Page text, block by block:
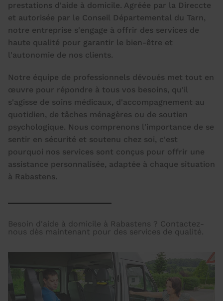
prestations d'aide à domicile. Agréée par la Direccte
et autorisée par le Conseil Départemental du Tarn,
notre entreprise s'engage à offrir des services de
haute qualité pour garantir le bien-être et
l'autonomie de nos clients.
Notre équipe de professionnels dévoués met tout en
œuvre pour répondre à tous vos besoins, qu'il
s'agisse de soins médicaux, d'accompagnement au
quotidien, de tâches ménagères ou de soutien
psychologique. Nous comprenons l'importance de se
sentir en sécurité et soutenu chez soi, c'est
pourquoi nos services sont conçus pour offrir une
assistance personnalisée, adaptée à chaque situation
à Rabastens.
Besoin d'aide à domicile à Rabastens ? Contactez-
nous dès maintenant pour des services de qualité.